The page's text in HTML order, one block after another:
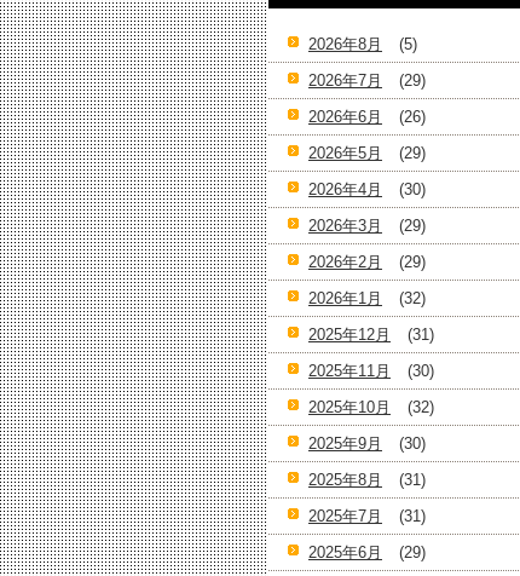
2026年8月
(5)
2026年7月
(29)
2026年6月
(26)
2026年5月
(29)
2026年4月
(30)
2026年3月
(29)
2026年2月
(29)
2026年1月
(32)
2025年12月
(31)
2025年11月
(30)
2025年10月
(32)
2025年9月
(30)
2025年8月
(31)
2025年7月
(31)
2025年6月
(29)